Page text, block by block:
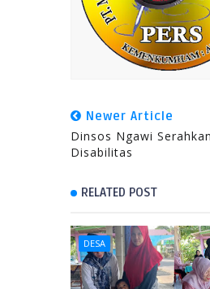
Newer Article
Dinsos Ngawi
Disabilitas
RELATED POST
DESA